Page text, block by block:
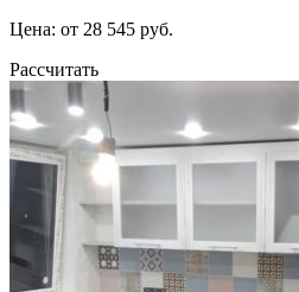
Цена: от 28 545 руб.
Рассчитать